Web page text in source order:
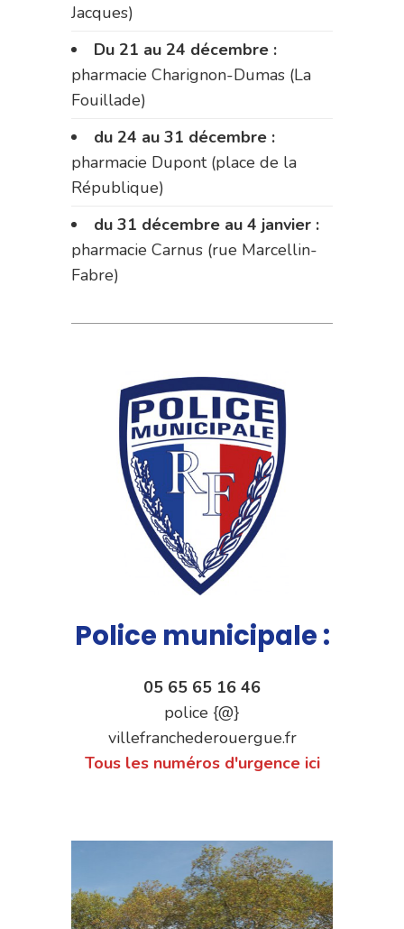
Jacques)
Du 21 au 24 décembre :
pharmacie Charignon-Dumas (La
Fouillade)
du 24 au 31 décembre :
pharmacie Dupont (place de la
République)
du 31 décembre au 4 janvier :
pharmacie Carnus (rue Marcellin-
Fabre)
Police municipale :
05 65 65 16 46
police {@}
villefranchederouergue.fr
Tous les numéros d'urgence ici